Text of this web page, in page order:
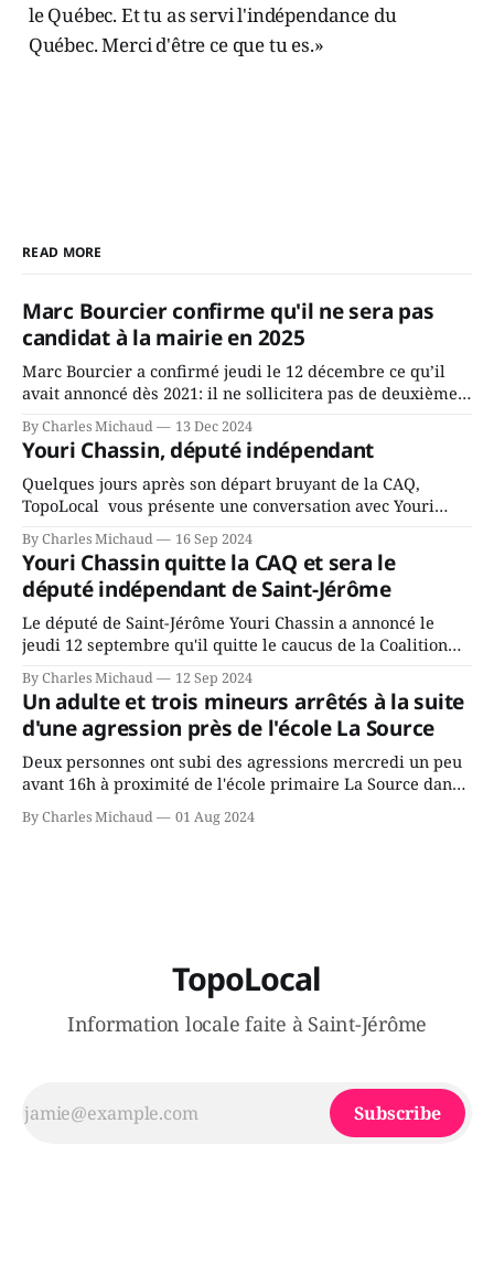
le Québec. Et tu as servi l'indépendance du
Québec. Merci d'être ce que tu es.»
READ MORE
Marc Bourcier confirme qu'il ne sera pas
candidat à la mairie en 2025
Marc Bourcier a confirmé jeudi le 12 décembre ce qu’il
avait annoncé dès 2021: il ne sollicitera pas de deuxième
fait l’annonce en s’adressant aux employés de la ville,
rassemblés en soirée pour leur traditionnel souper
By Charles Michaud 13 Dec 2024
Youri Chassin, député indépendant
Quelques jours après son départ bruyant de la CAQ,
TopoLocal vous présente une conversation avec Youri
depuis longtemps? Sera-t-il candidat indépendant dans 2
ans? Joindrait-il un autre parti, par exemple les
conservateurs d’Éric Duhaime? Que lui
By Charles Michaud 16 Sep 2024
Youri Chassin quitte la CAQ et sera le
député indépendant de Saint-Jérôme
Le député de Saint-Jérôme Youri Chassin a annoncé le
jeudi 12 septembre qu'il quitte le caucus de la Coalition
gouvernement de la CAQ, surtout de son incapacité, qu'il
juge chronique, à offrir des
By Charles Michaud 12 Sep 2024
Un adulte et trois mineurs arrêtés à la suite
d'une agression près de l'école La Source
Deux personnes ont subi des agressions mercredi un peu
avant 16h à proximité de l'école primaire La Source dans
victimes aurait été écrasée sous un véhicule et aspergée
By Charles Michaud 01 Aug 2024
TopoLocal
Information locale faite à Saint-Jérôme
Subscribe